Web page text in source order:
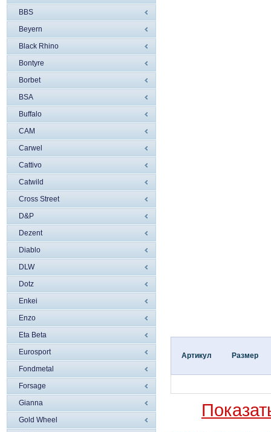
BBS
Beyern
Black Rhino
Bontyre
Borbet
BSA
Buffalo
CAM
Carwel
Cattivo
Catwild
Cross Street
D&P
Dezent
Diablo
DLW
Dotz
Enkei
Enzo
Eta Beta
Eurosport
Fondmetal
Forsage
Gianna
Gold Wheel
Артикул Размер